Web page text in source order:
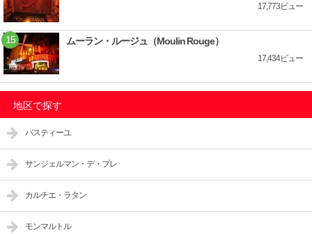
17,773ビュー
ムーラン・ルージュ（Moulin Rouge）
17,434ビュー
地区で探す
バスティーユ
サンジェルマン・デ・プレ
カルチエ・ラタン
モンマルトル